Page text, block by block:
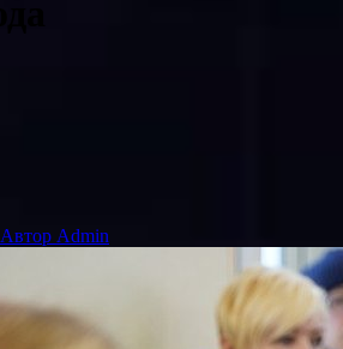
Автор Admin